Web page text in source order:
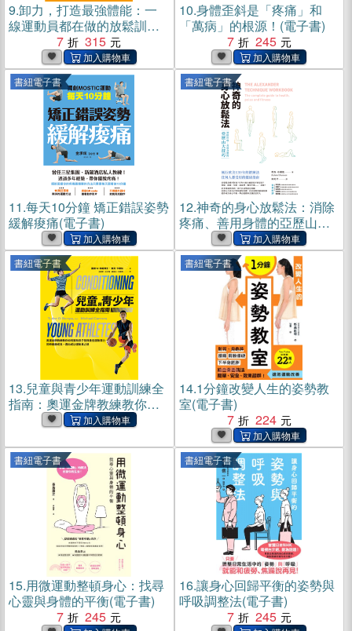
9.卸力，打造最強體能：一
線運動員都在做的放鬆訓練
法(電子書)
7 315
10.身體歪斜是「疼痛」和
「萬病」的根源！(電子書)
7
245
書紐電子書
11.每天10分鐘 矯正錯誤姿勢
緩解痠痛(電子書)
書紐電子書
12.神奇的身心放鬆法：消除
疼痛、善用身體的亞歷山大
技巧(電子書)
書紐電子書
13.兒童與青少年運動訓練全
指南：奧運金牌教練教你如
何幫助孩子發揮最佳運動潛
功運動員之路(電子書)
書紐電子書
14.1分鐘改變人生的姿勢教
室(電子書)
7
224
書紐電子書
15.用微運動整頓身心：找尋
心靈與身體的平衡(電子書)
7
245
書紐電子書
16.讓身心回歸平衡的姿勢與
呼吸調整法(電子書)
7
245